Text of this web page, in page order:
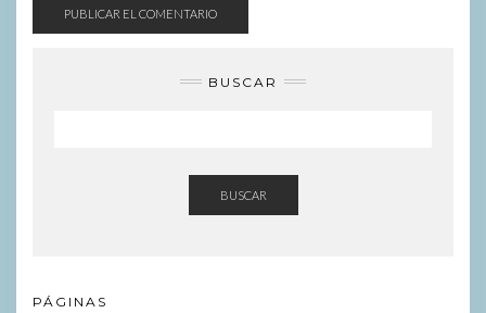
BUSCAR
BUSCAR
PÁGINAS